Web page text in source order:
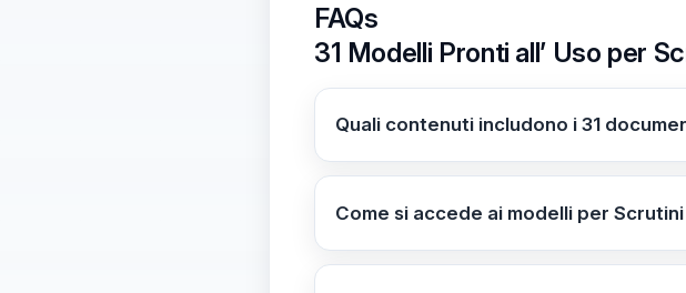
FAQs
31 Modelli Pronti all’ Uso per
Quali contenuti includono i 31
La raccolta comprende sette macro
Comunicazioni alle Famiglie, Criteri e
Come si accede ai modelli per
I modelli sono immediatamente